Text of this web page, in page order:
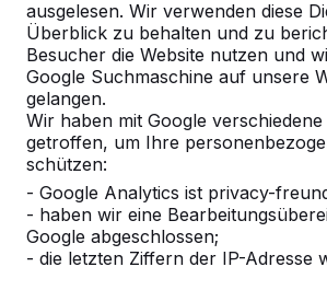
ausgelesen. Wir verwenden diese
Überblick zu behalten und zu
Besucher die Website nutzen und
Google Suchmaschine auf unsere
gelangen.
Wir haben mit Google
getroffen, um Ihre
schützen:
- Google Analytics ist privacy-
- haben wir eine
Google abgeschlossen;
- die letzten Ziffern der IP-Adresse
Farbe
Anzahl
Zur Bestellung